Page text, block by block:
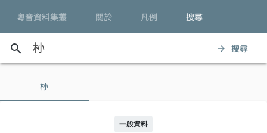
粵音資料集叢 關於 凡例 搜尋
search arrow_forward 搜尋
㭂
一般資料